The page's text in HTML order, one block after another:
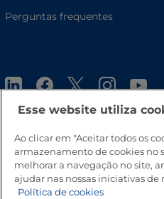
Perguntas frequentes
Vá para o topo
Esse website utiliza
Ao clicar em "Aceitar todos os
armazenamento de cookies no
melhorar a navegação no site,
ajudar nas nossas iniciativas de
Política de cookies